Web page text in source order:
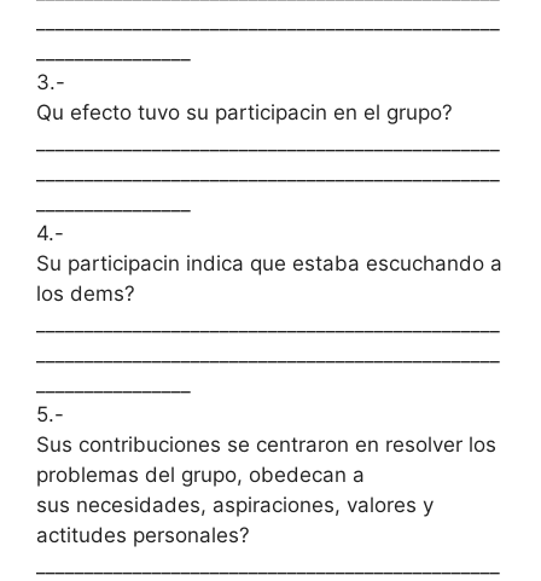
3.-
Qu efecto tuvo su participacin en el grupo?
4.-
Su participacin indica que estaba escuchando a
los dems?
5.-
Sus contribuciones se centraron en resolver los
problemas del grupo, obedecan a
sus necesidades, aspiraciones, valores y
actitudes personales?